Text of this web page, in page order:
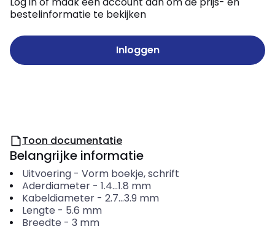
bestelinformatie te bekijken
Inloggen
Toon documentatie
Belangrijke informatie
Uitvoering- Vorm boekje, schrift
Aderdiameter- 1.4...1.8 mm
Kabeldiameter- 2.7...3.9 mm
Lengte - 5.6 mm
Breedte - 3 mm